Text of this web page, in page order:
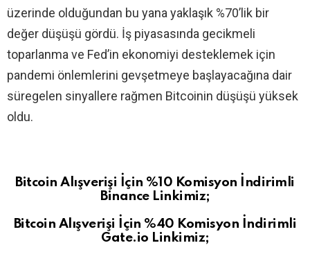
üzerinde olduğundan bu yana yaklaşık %70’lik bir
değer düşüşü gördü. İş piyasasında gecikmeli
toparlanma ve Fed’in ekonomiyi desteklemek için
pandemi önlemlerini gevşetmeye başlayacağına dair
süregelen sinyallere rağmen Bitcoinin düşüşü yüksek
oldu.
Bitcoin Alışverişi İçin %10 Komisyon İndirimli
Binance Linkimiz;
Bitcoin Alışverişi İçin %40 Komisyon İndirimli
Gate.io Linkimiz;